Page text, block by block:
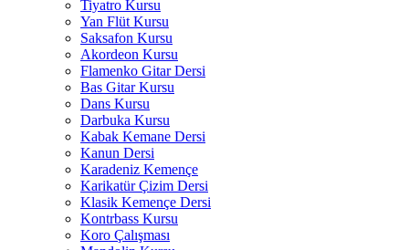
Tiyatro Kursu
Yan Flüt Kursu
Saksafon Kursu
Akordeon Kursu
Flamenko Gitar Dersi
Bas Gitar Kursu
Dans Kursu
Darbuka Kursu
Kabak Kemane Dersi
Kanun Dersi
Karadeniz Kemençe
Karikatür Çizim Dersi
Klasik Kemençe Dersi
Kontrbass Kursu
Koro Çalışması